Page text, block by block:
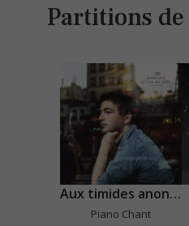
Partitions
Aux timides anonymes
Piano Chant